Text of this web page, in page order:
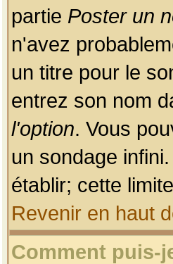
partie Poster un
n'avez
un titre pour le
entrez son nom
l'option. Vous
un sondage
établir; cette
Revenir en haut
Comment puis-